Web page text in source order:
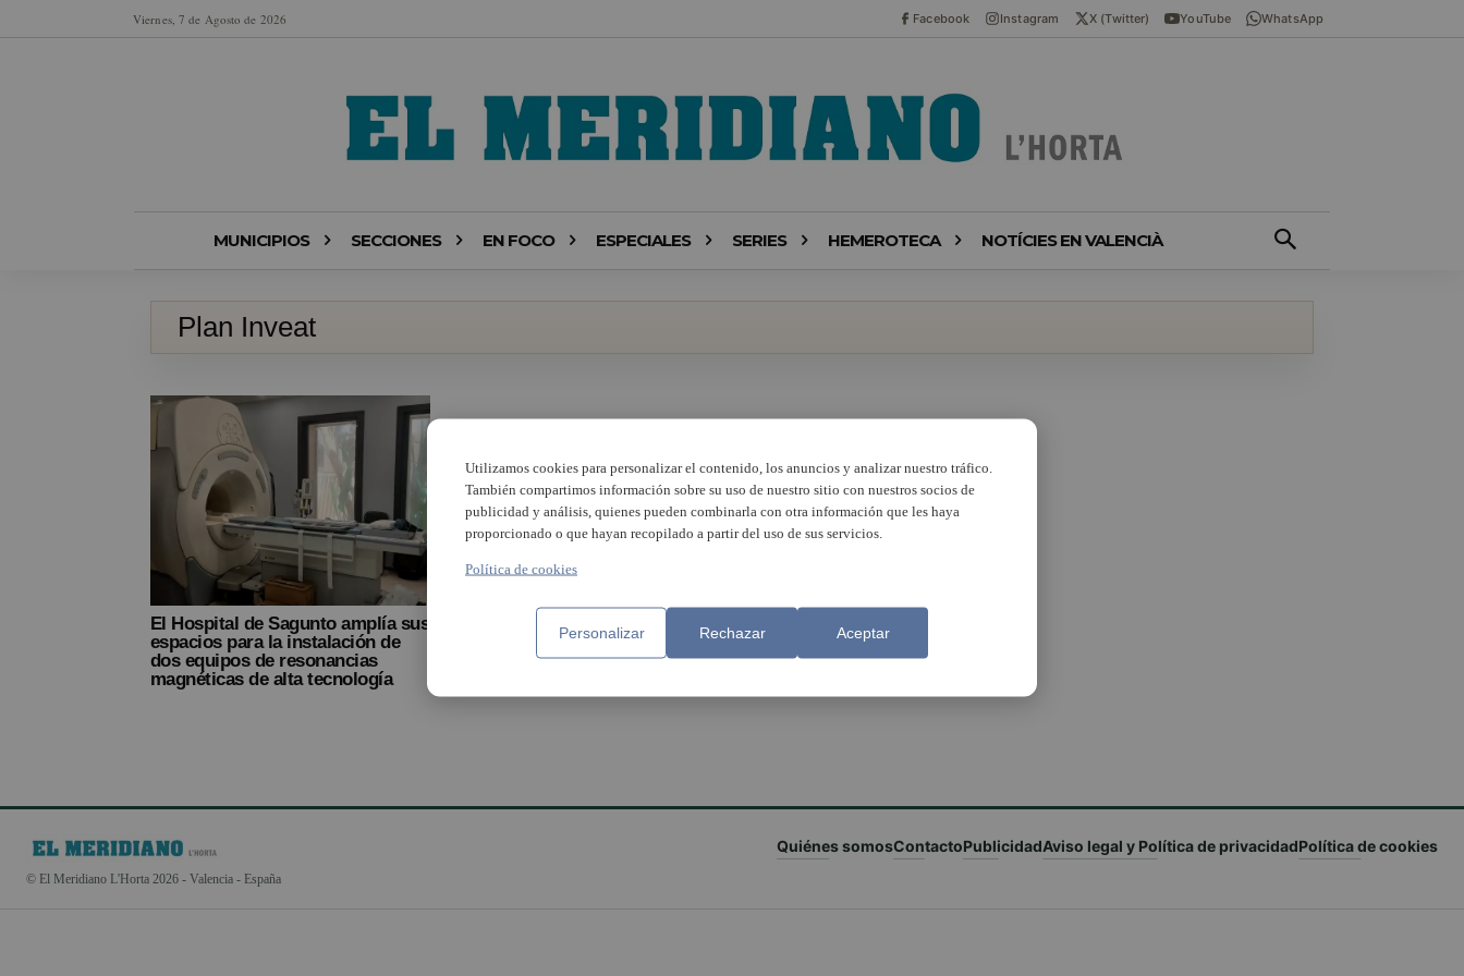
Viernes, 7 de Agosto de 2026 Facebook Instagram X (Twitter) YouTube WhatsApp
MUNICIPIOS SECCIONES EN FOCO ESPECIALES SERIES HEMEROTECA NOTÍCIES EN VALENCIÀ
Plan Inveat
El Hospital de Sagunto amplía sus
espacios para la instalación de
dos equipos de resonancias
magnéticas de alta tecnología
© El Meridiano L'Horta 2026 - Valencia - España
Quiénes somosContactoPublicidadAviso legal y Política de privacidadPolítica de cookies
Utilizamos cookies para personalizar el contenido, los anuncios y analizar nuestro tráfico.
También compartimos información sobre su uso de nuestro sitio con nuestros socios de
publicidad y análisis, quienes pueden combinarla con otra información que les haya
proporcionado o que hayan recopilado a partir del uso de sus servicios.
Política de cookies
Personalizar Rechazar Aceptar